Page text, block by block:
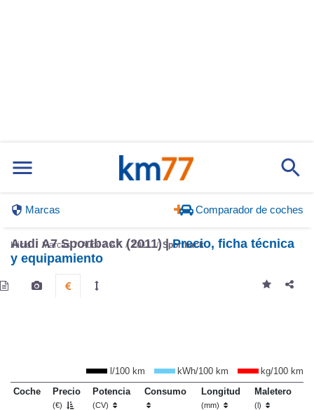
Marcas Comparador de coches
Inicio Marcas Audi A7 2011 Sportback
Audi A7 Sportback (2011) |Precio, ficha técnica
y equipamiento
l/100 km kWh/100 km
kg/100 km
Coche
Precio
(€)
Potencia
(CV)
Consumo Longitud
(mm)
Maletero
(l)